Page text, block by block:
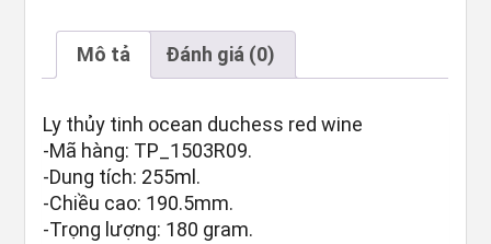
Mô tả Đánh giá (0)
Ly thủy tinh ocean duchess red wine
-Mã hàng: TP_1503R09.
-Dung tích: 255ml.
-Chiều cao: 190.5mm.
-Trọng lượng: 180 gram.